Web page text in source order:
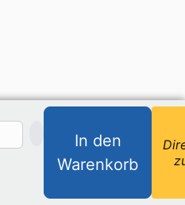
In den
Warenkorb